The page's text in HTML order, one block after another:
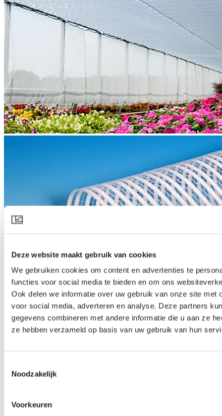
Deze website maakt gebruik van cookies
We gebruiken cookies om content en advertenties te
functies voor social media te bieden en om ons
Ook delen we informatie over uw gebruik van onze site met
voor social media, adverteren en analyse. Deze partners
gegevens combineren met andere informatie die u aan ze
ze hebben verzameld op basis van uw gebruik van hun
Noodzakelijk
Voorkeuren
HARMONY 3015 O E
Lichtzerstreuung, Schattierung und Kühlung
Schutzschirm für draußen, der die Ernte schützt und das Klima